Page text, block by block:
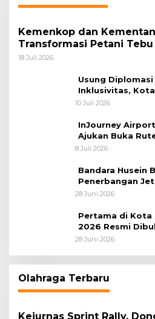
Kemenkop dan
Transformasi Petani Tebu
18 Juli 2026
Usung
Inklusivitas,
Sambut 25 Duta
10 Juli 2026
InJourney
Ajukan Buka
Internasional dari
8 Juli 2026
Bandara Husein
Penerbangan
Tahap
28 Juni 2026
Pertama di
2026 Resmi
28 Juni 2026
Olahraga Terbaru
Kejurnas Sprint Rally,